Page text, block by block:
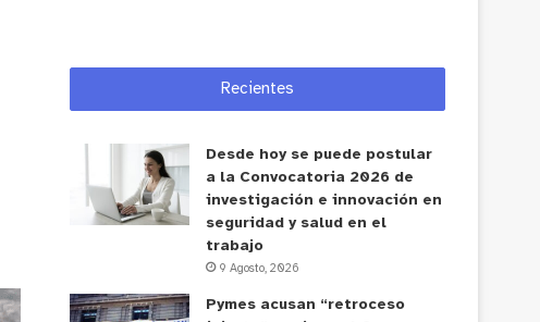
Recientes
Desde hoy se puede postular
a la Convocatoria 2026 de
investigación e innovación en
seguridad y salud en el
trabajo
9 Agosto, 2026
Pymes acusan “retroceso